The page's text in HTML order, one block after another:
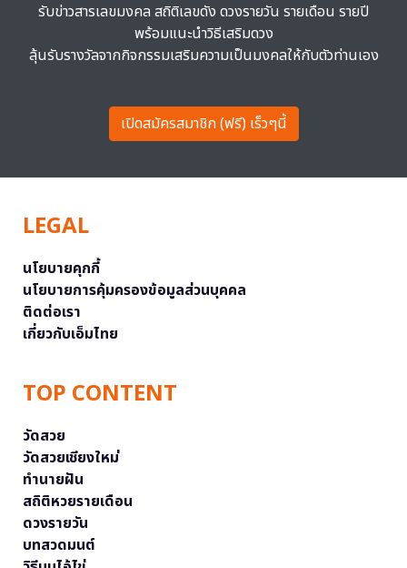
รับข่าวสารเลขมงคล สถิติเลขดัง ดวงรายวัน รายเดือน รายปี
พร้อมแนะนำวิธีเสริมดวง
ลุ้นรับรางวัลจากกิจกรรมเสริมความเป็นมงคลให้กับตัวท่านเอง
เปิดสมัครสมาชิก (ฟรี) เร็วๆนี้
LEGAL
นโยบายคุกกี้
นโยบายการคุ้มครองข้อมูลส่วนบุคคล
ติดต่อเรา
เกี่ยวกับเอ็มไทย
TOP CONTENT
วัดสวย
วัดสวยเชียงใหม่
ทำนายฝัน
สถิติหวยรายเดือน
ดวงรายวัน
บทสวดมนต์